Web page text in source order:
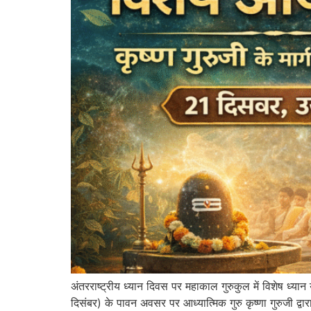
अंतरराष्ट्रीय ध्यान दिवस पर महाकाल गुरुकुल में विशेष
दिसंबर) के पावन अवसर पर आध्यात्मिक गुरु कृष्णा गुरुजी